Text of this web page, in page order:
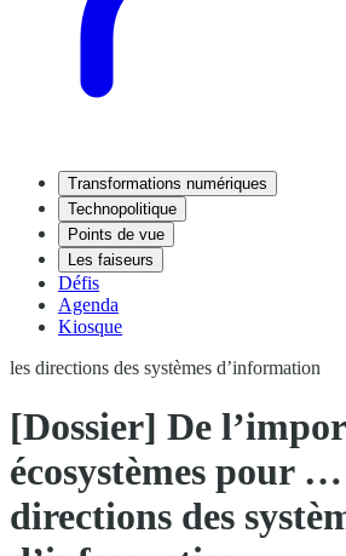
Transformations numériques
Technopolitique
Points de vue
Les faiseurs
Défis
Agenda
Kiosque
les directions des systèmes d’information
[Dossier] De
écosystèmes pour
directions des